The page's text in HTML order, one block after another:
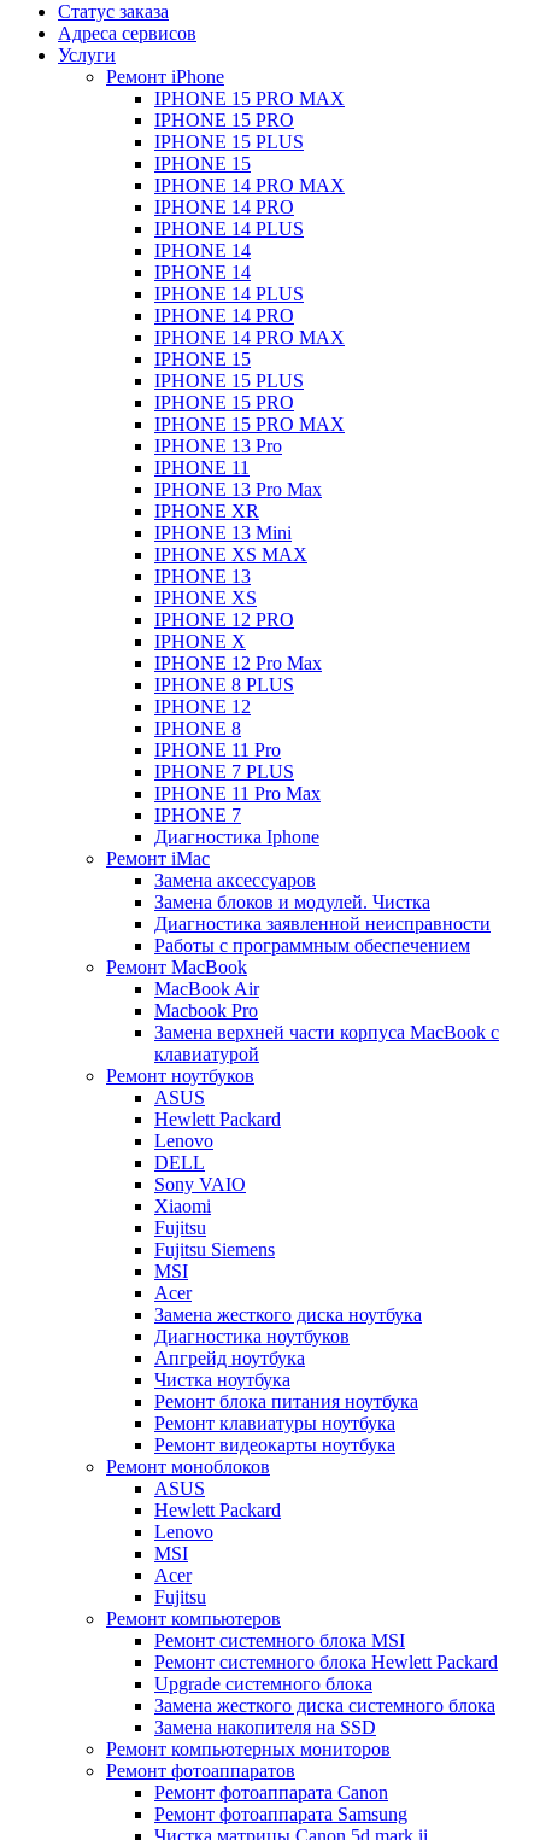
Статус заказа
Адреса сервисов
Услуги
Ремонт iPhone
IPHONE 15 PRO MAX
IPHONE 15 PRO
IPHONE 15 PLUS
IPHONE 15
IPHONE 14 PRO MAX
IPHONE 14 PRO
IPHONE 14 PLUS
IPHONE 14
IPHONE 14
IPHONE 14 PLUS
IPHONE 14 PRO
IPHONE 14 PRO MAX
IPHONE 15
IPHONE 15 PLUS
IPHONE 15 PRO
IPHONE 15 PRO MAX
IPHONE 13 Pro
IPHONE 11
IPHONE 13 Pro Max
IPHONE XR
IPHONE 13 Mini
IPHONE XS MAX
IPHONE 13
IPHONE XS
IPHONE 12 PRO
IPHONE X
IPHONE 12 Pro Max
IPHONE 8 PLUS
IPHONE 12
IPHONE 8
IPHONE 11 Pro
IPHONE 7 PLUS
IPHONE 11 Pro Max
IPHONE 7
Диагностика Iphone
Ремонт iMac
Замена аксессуаров
Замена блоков и модулей. Чистка
Диагностика заявленной неисправности
Работы с программным обеспечением
Ремонт MacBook
MacBook Air
Macbook Pro
Замена верхней части корпуса MacBook с
клавиатурой
Ремонт ноутбуков
ASUS
Hewlett Packard
Lenovo
DELL
Sony VAIO
Xiaomi
Fujitsu
Fujitsu Siemens
MSI
Acer
Замена жесткого диска ноутбука
Диагностика ноутбуков
Апгрейд ноутбука
Чистка ноутбука
Ремонт блока питания ноутбука
Ремонт клавиатуры ноутбука
Ремонт видеокарты ноутбука
Ремонт моноблоков
ASUS
Hewlett Packard
Lenovo
MSI
Acer
Fujitsu
Ремонт компьютеров
Ремонт системного блока MSI
Ремонт системного блока Hewlett Packard
Upgrade системного блока
Замена жесткого диска системного блока
Замена накопителя на SSD
Ремонт компьютерных мониторов
Ремонт фотоаппаратов
Ремонт фотоаппарата Canon
Ремонт фотоаппарата Samsung
Чистка матрицы Canon 5d mark ii